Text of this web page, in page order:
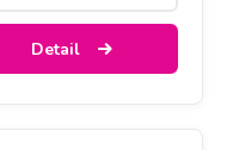
Detail